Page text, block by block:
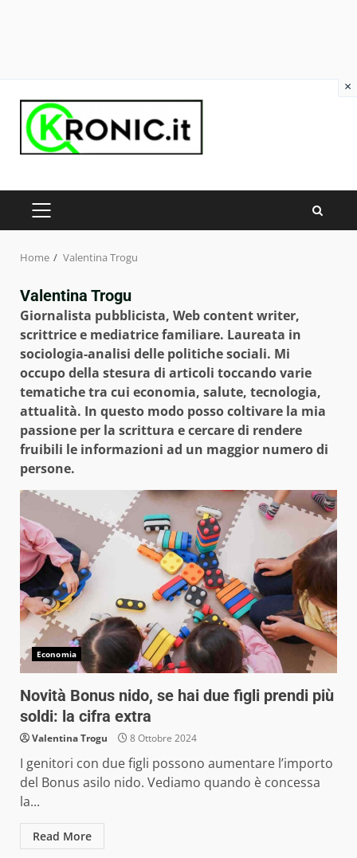
content
PRIMARY
Home Valentina Trogu
Valentina Trogu
Giornalista pubblicista, Web content writer,
scrittrice e mediatrice familiare. Laureata in
sociologia-analisi delle politiche sociali. Mi
occupo della stesura di articoli toccando varie
tematiche tra cui economia, salute, tecnologia,
attualità. In questo modo posso coltivare la mia
passione per la scrittura e cercare di rendere
fruibili le informazioni ad un maggior numero di
persone.
Economia
Novità Bonus nido, se hai due figli prendi più
soldi: la cifra extra
Valentina Trogu 8 Ottobre 2024
I genitori con due figli possono aumentare l’importo
del Bonus asilo nido. Vediamo quando è concessa
la...
Read More
×